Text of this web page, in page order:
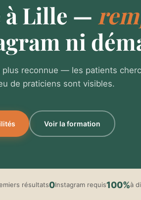
à Lille —
ni
plus reconnue — les patients
de praticiens sont visibles.
Voir la formation
résultats0Instagram requis100%à